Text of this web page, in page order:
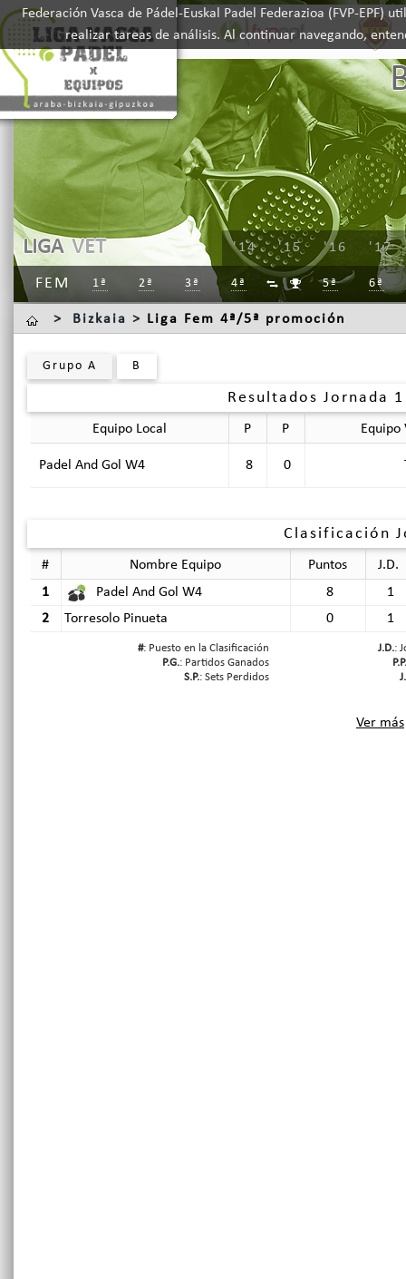
Federación Vasca de Pádel-Euskal Padel Federazioa (FVP-
realizar tareas de análisis. Al continuar navegando,
LIGA VET '17
'16
'15
'14
FEM 1ª 2ª 3ª 4ª   5ª 6ª
> Bizkaia > Liga Fem 4ª/5ª promoción
Grupo A B
Resultados Jornada
Equipo Local P P
Padel And Gol W4 8 0
Clasificación
# Nombre Equipo Puntos
J.D.
1
Padel And Gol W4 8
1
2
Torresolo Pinueta 0 1
#: Puesto en la Clasificación J.D.:
P.G.: Partidos Ganados
P.P.
S.P.: Sets Perdidos
Ver más